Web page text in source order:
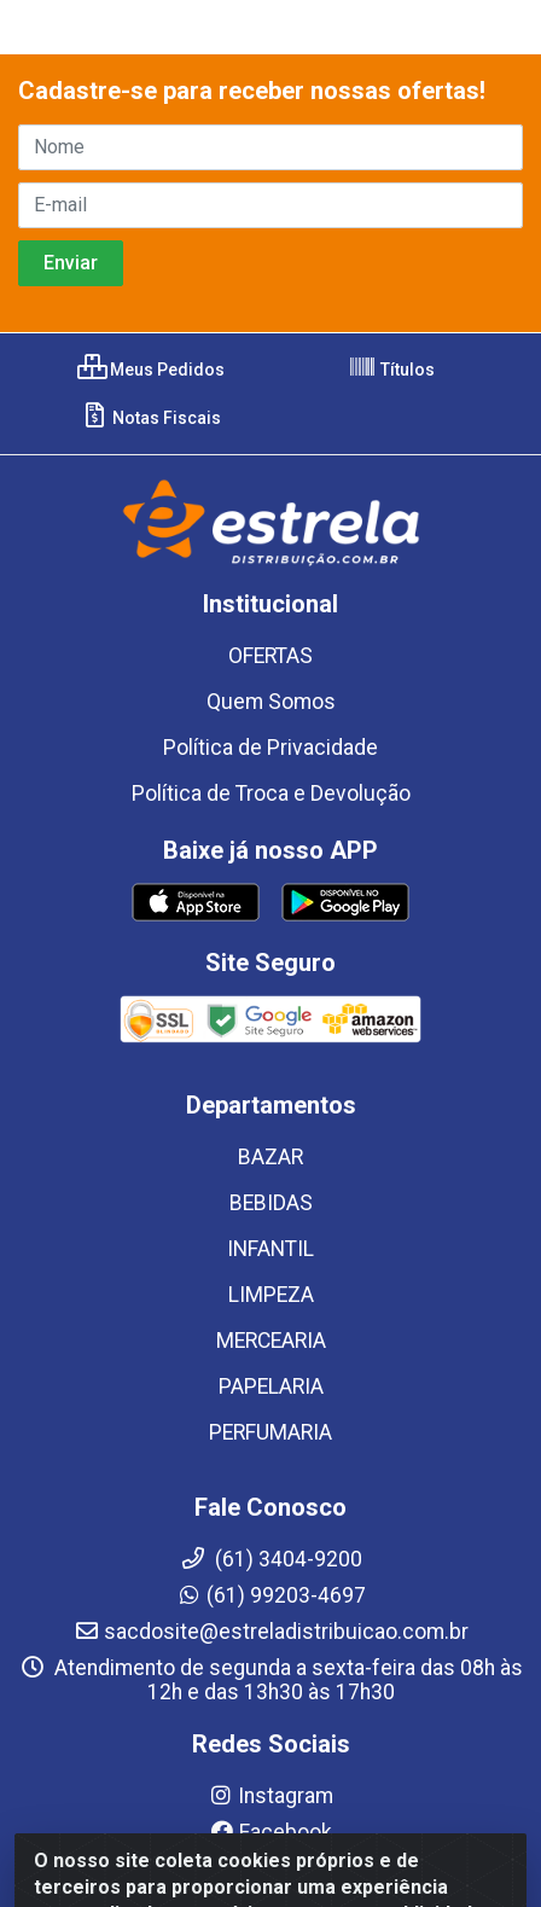
O nosso site coleta cookies próprios e de
terceiros para proporcionar uma experiência
Cadastre-se para receber nossas ofertas!
Meus Pedidos Títulos
Notas Fiscais
Institucional
OFERTAS
Quem Somos
Política de Privacidade
Política de Troca e Devolução
Baixe já nosso APP
Site Seguro
Departamentos
BAZAR
BEBIDAS
INFANTIL
LIMPEZA
MERCEARIA
PAPELARIA
PERFUMARIA
Fale Conosco
(61) 3404-9200
(61) 99203-4697
sacdosite@estreladistribuicao.com.br
Atendimento de segunda a sexta-feira das 08h às
12h e das 13h30 às 17h30
Redes Sociais
Instagram
Facebook
YouTube